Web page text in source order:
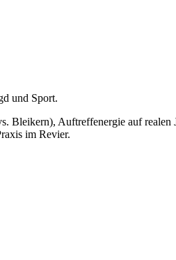
und Sport.
Bleikern), Auftreffenergie auf
im Revier.